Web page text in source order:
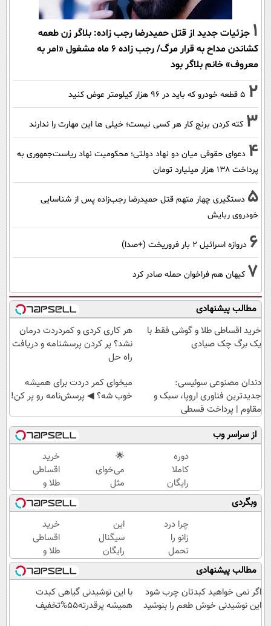
1 جزئیات جدید از قتل حمیدرضا رجب زاده: بلاگر زن طعمه
کشاندن مداح به قرار مرگ/ رجب زاده 6 ماه مشغول «امر به
معروف» خانم بلاگر بود
2 ۵ قطعه خودرو که باید در ۹۶ هزار کیلومتر عوض کنید
3 کته کردن برنج کار هر کسی نیست؛ خیلی ها این مهارت را ندارند
4 دعوای حقوقی میان دو نهاد دولتی؛ محکومیت نهاد ریاست‌جمهوری به
پرداخت ۱۳۸ هزار میلیارد تومان
5 دستگیری چهار متهم قتل حمیدرضا رجب‌زاده پس از شناسایی
خودروی ربایش
6 دروازه اسرائیل ۲ بار فروریخت (+صدا)
7 کیهان هم فراخوان حمله صادر کرد
مطالب پیشنهادی
خرید اقساطی طلا و گوشی فقط با
یک برگ چک صیادی
هر کاری کردی و کمردردت درمان
نشد؟ پر کردن پرسشنامه و دریافت
راه حل
دندان مصنوعی سوئیسی:
جدیدترین فناوری اروپا، سبک و
مقاوم | پرداخت قسطی
میخوای کمر دردت برای همیشه
خوب شه؟ ◀ پرسش‌نامه رو پر کن!
از سراسر وب
دوره
کاملا
رایگان
گروه
آموزشی
ماز
(برای
دریافت
ثبت نام
کن)
🌟
می‌خوای
مثل
رتبه‌برترها
بدرخشی؟
همین
الان دوره
الماس
ماز رو
شروع ک
خرید
اقساطی
طلا و
گوشی
فقط با
یک برگ
چک
صیادی
وبگردی
چرا درد
زانو را
تحمل
می‌کنی؟
خیلی
ساده
درمنزل
این
سیگنال
رایگان
رو از
دست
نده
(مدت
خرید
اقساطی
طلا و
گوشی
فقط با
یک برگ
چک
مطالب پیشنهادی
اگر نمی خواهید کبدتان چرب شود
این نوشیدنی خوش طعم را بنوشید
با این نوشیدنی گیاهی کبدت
همیشه پرقدرته55%تخفیف